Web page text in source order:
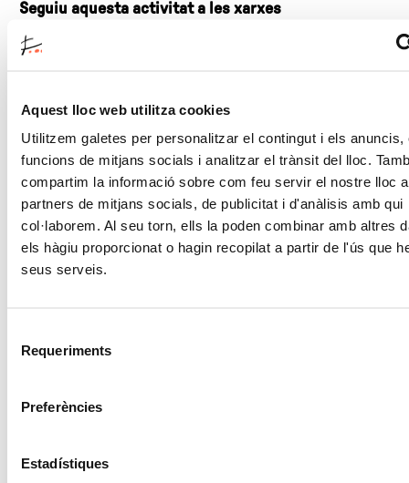
Aquest lloc web utilitza cookies
Utilitzem galetes per personalitzar el contingut i els anuncis,
funcions de mitjans socials i analitzar el trànsit del lloc.
compartim la informació sobre com feu servir el nostre lloc
partners de mitjans socials, de publicitat i d'anàlisis amb qui
col·laborem. Al seu torn, ells la poden combinar amb altres
els hàgiu proporcionat o hagin recopilat a partir de l'ús que
seus serveis.
Requeriments
Preferències
Estadístiques
Seguiu aquesta activitat a les xarxes
#Lluerna
2 hores
Lloc
Auditori de la Fundació Joan Miró
Dates
Preu
Reserves